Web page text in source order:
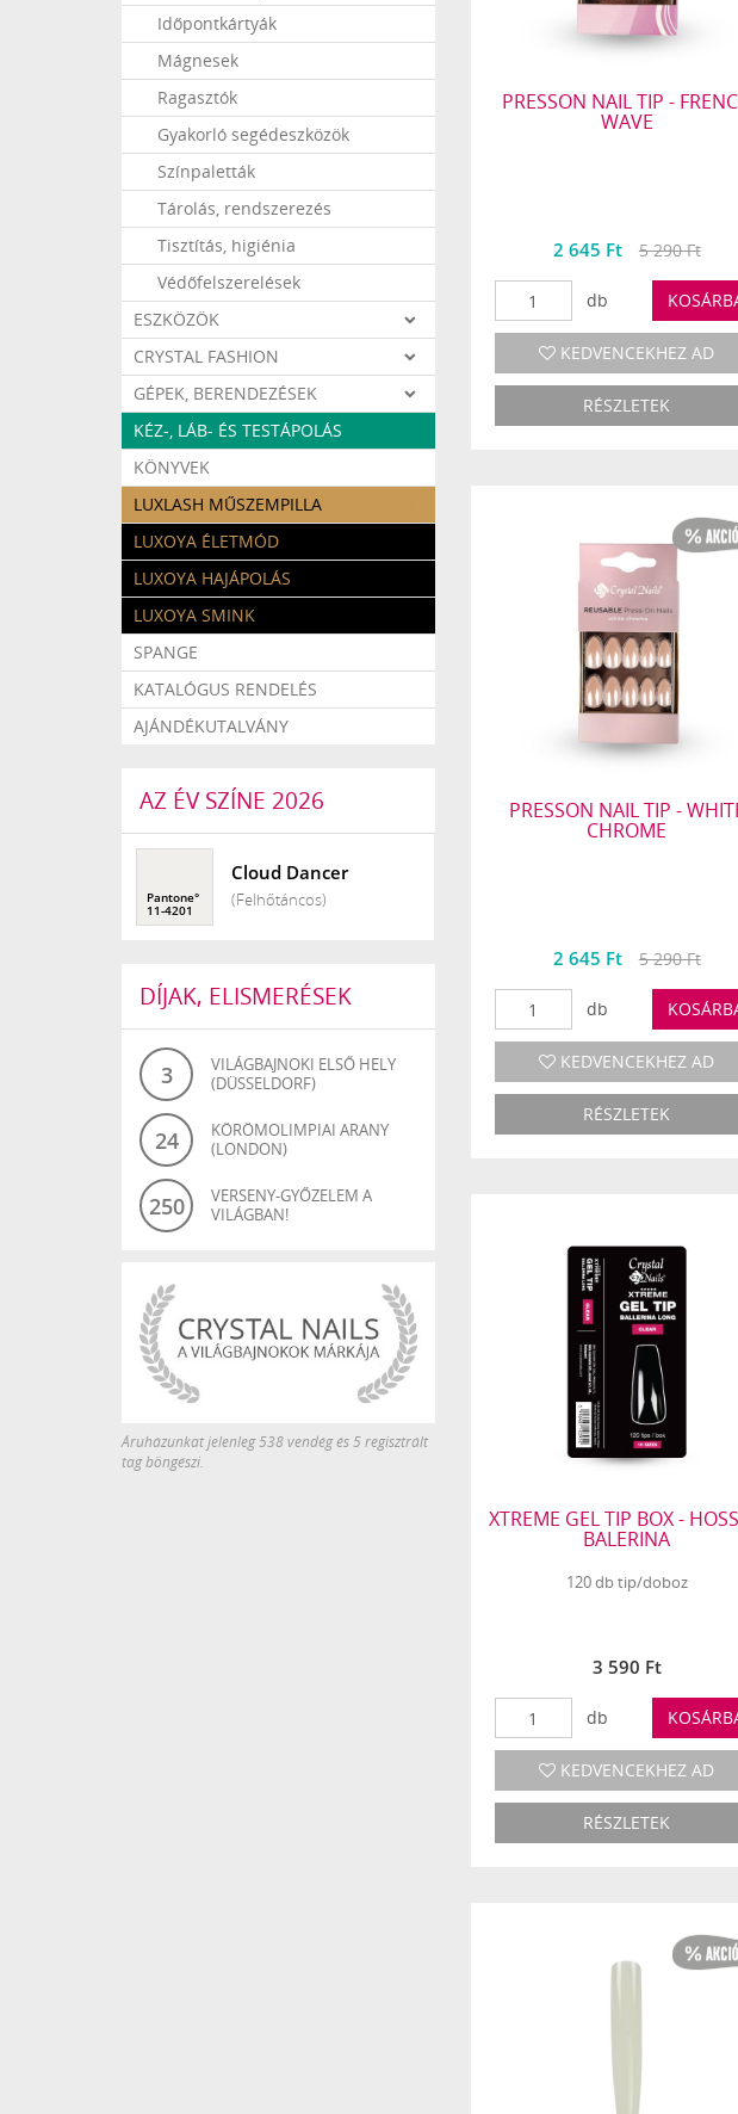
Időpontkártyák
Mágnesek
Ragasztók
Gyakorló segédeszközök
Színpaletták
Tárolás, rendszerezés
Tisztítás, higiénia
Védőfelszerelések
ESZKÖZÖK
CRYSTAL FASHION
GÉPEK, BERENDEZÉSEK
KÉZ-, LÁB- ÉS TESTÁPOLÁS
KÖNYVEK
LUXLASH MŰSZEMPILLA
LUXOYA ÉLETMÓD
LUXOYA HAJÁPOLÁS
LUXOYA SMINK
SPANGE
KATALÓGUS RENDELÉS
AJÁNDÉKUTALVÁNY
AZ ÉV SZÍNE 2026
Cloud Dancer
(Felhőtáncos)
DÍJAK, ELISMERÉSEK
3
VILÁGBAJNOKI ELSŐ HELY
(DÜSSELDORF)
24
KÖRÖMOLIMPIAI ARANY
(LONDON)
250
VERSENY-GYŐZELEM A
VILÁGBAN!
Áruházunkat jelenleg 538 vendég és 5 regisztrált
tag böngészi.
PRESSON NAIL TIP -
WAVE
2 645 Ft 5 290 Ft
db
KEDVENCEKHEZ AD
RÉSZLETEK
PRESSON NAIL TIP -
CHROME
2 645 Ft 5 290 Ft
db
KEDVENCEKHEZ AD
RÉSZLETEK
XTREME GEL TIP BOX -
BALERINA
120 db tip/doboz
3 590 Ft
db
KEDVENCEKHEZ AD
RÉSZLETEK